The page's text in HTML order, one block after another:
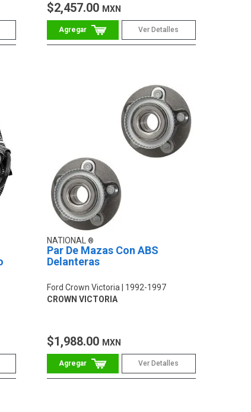
$2,457.00 MXN
Ver Detalles
NATIONAL
Par De Mazas Con ABS
Delanteras
Ford Crown Victoria
1992-1997
CROWN VICTORIA
$1,988.00 MXN
Ver Detalles